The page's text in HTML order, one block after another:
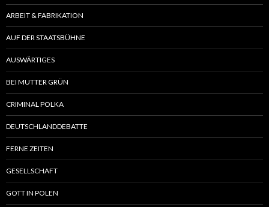
ARBEIT & FABRIKATION
AUF DER STAATSBÜHNE
AUSWÄRTIGES
BEI MUTTER GRÜN
CRIMINAL POLKA
DEUTSCHLANDDEBATTE
FERNE ZEITEN
GESELLSCHAFT
GOTT IN POLEN